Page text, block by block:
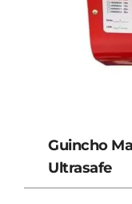
Guincho
Ultrasafe